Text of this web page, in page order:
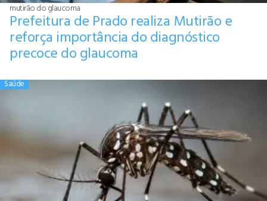
mutirão do glaucoma
Prefeitura de Prado realiza Mutirão e
reforça importância do diagnóstico
precoce do glaucoma
Saúde